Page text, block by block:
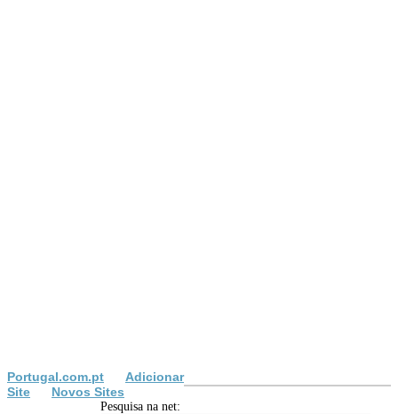
Portugal.com.pt
Adicionar
Site
Novos Sites
Pesquisa na net: